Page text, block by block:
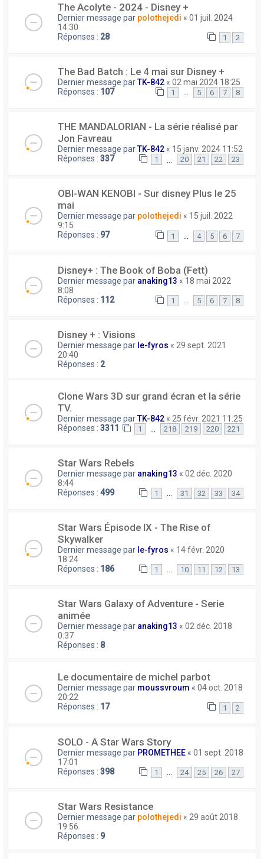
The Acolyte - 2024 - Disney +
Dernier message par polothejedi « 01 juil. 2024
14:30
Réponses : 28 1 2
The Bad Batch : Le 4 mai sur Disney +
Dernier message parTK-842 « 02 mai 2024 18:25
Réponses : 107 1 … 5 6 7 8
THE MANDALORIAN - La série réalisé par
Jon Favreau
Dernier message parTK-842 « 15 janv. 2024 11:52
Réponses : 337 1 20 21 22 23
OBI-WAN KENOBI - Sur disney Plus le 25
mai
Dernier message par polothejedi « 15 juil. 2022
9:15
Réponses : 97 1 4 5 6 7
Disney+ : The Book of Boba (Fett)
Dernier message par anaking13 « 18 mai 2022
8:08
Réponses : 112 1 5 6 7 8
Disney + : Visions
Dernier message par le-fyros « 29 sept. 2021
20:40
Réponses : 2
Clone Wars 3D sur grand écran et la série
TV.
Dernier message parTK-842 « 25 févr. 2021 11:25
Réponses : 3311 1 218 219 220 221
Star Wars Rebels
Dernier message par anaking13 « 02 déc. 2020
8:44
Réponses : 499 1 … 31 32 33 34
Star Wars Épisode IX - The Rise of
Skywalker
Dernier message par le-fyros « 14 févr. 2020
18:24
Réponses : 186 1 … 10 11 12 13
Star Wars Galaxy of Adventure - Serie
animée
Dernier message par anaking13 « 02 déc. 2018
0:37
Réponses : 8
Le documentaire de michel parbot
Dernier message par moussvroum « 04 oct. 2018
20:22
Réponses : 17 1 2
SOLO - A Star Wars Story
Dernier message par PROMETHEE « 01 sept. 2018
17:01
Réponses : 398 1 24 25 26 27
Star Wars Resistance
Dernier message par polothejedi « 29 août 2018
19:56
Réponses : 9